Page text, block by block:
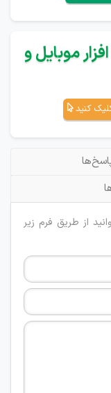
موبایل و
کنید
از طریق فرم زیر